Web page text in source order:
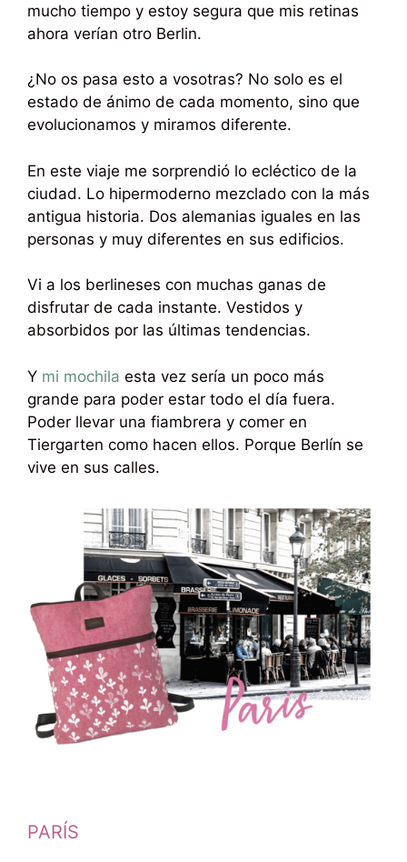
mucho tiempo y estoy segura que mis retinas
ahora verían otro Berlin.
¿No os pasa esto a vosotras? No solo es el
estado de ánimo de cada momento, sino que
evolucionamos y miramos diferente.
En este viaje me sorprendió lo ecléctico de la
ciudad. Lo hipermoderno mezclado con la más
antigua historia. Dos alemanias iguales en las
personas y muy diferentes en sus edificios.
Vi a los berlineses con muchas ganas de
disfrutar de cada instante. Vestidos y
absorbidos por las últimas tendencias.
Y mi mochila esta vez sería un poco más
grande para poder estar todo el día fuera.
Poder llevar una fiambrera y comer en
Tiergarten como hacen ellos. Porque Berlín se
vive en sus calles.
PARÍS